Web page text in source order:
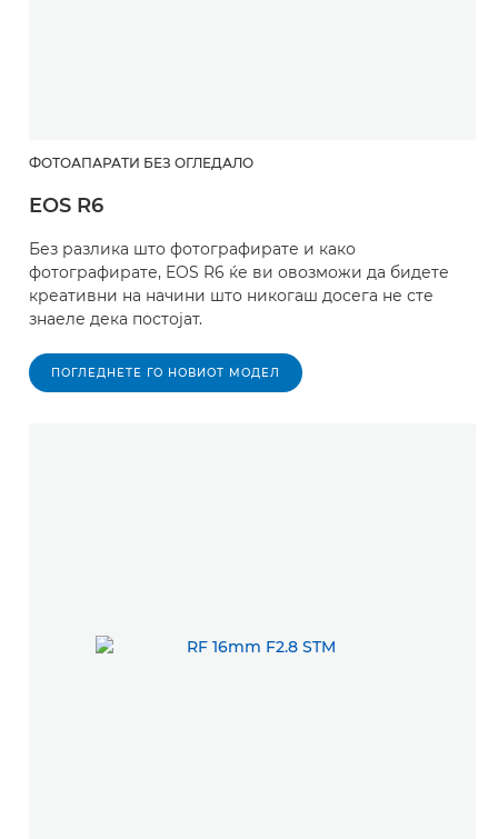
ФОТОАПАРАТИ БЕЗ ОГЛЕДАЛО
EOS R6
Без разлика што фотографирате и како
фотографирате, EOS R6 ќе ви овозможи да бидете
креативни на начини што никогаш досега не сте
знаеле дека постојат.
ПОГЛЕДНЕТЕ ГО НОВИОТ МОДЕЛ